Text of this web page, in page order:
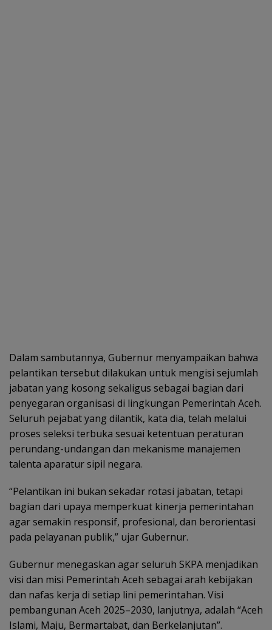
Dalam sambutannya, Gubernur menyampaikan bahwa
pelantikan tersebut dilakukan untuk mengisi sejumlah
jabatan yang kosong sekaligus sebagai bagian dari
penyegaran organisasi di lingkungan Pemerintah Aceh.
Seluruh pejabat yang dilantik, kata dia, telah melalui
proses seleksi terbuka sesuai ketentuan peraturan
perundang-undangan dan mekanisme manajemen
talenta aparatur sipil negara.
“Pelantikan ini bukan sekadar rotasi jabatan, tetapi
bagian dari upaya memperkuat kinerja pemerintahan
agar semakin responsif, profesional, dan berorientasi
pada pelayanan publik,” ujar Gubernur.
Gubernur menegaskan agar seluruh SKPA menjadikan
visi dan misi Pemerintah Aceh sebagai arah kebijakan
dan nafas kerja di setiap lini pemerintahan. Visi
pembangunan Aceh 2025–2030, lanjutnya, adalah “Aceh
Islami, Maju, Bermartabat, dan Berkelanjutan”.